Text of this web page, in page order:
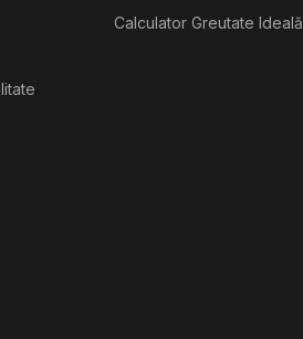
Calculator Greutate Ideală